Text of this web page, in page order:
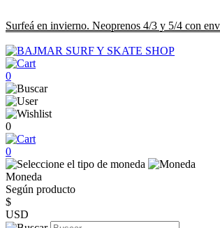
Surfeá en invierno. Neoprenos 4/3 y 5/4 con
0
0
0
Moneda
Según producto
$
USD